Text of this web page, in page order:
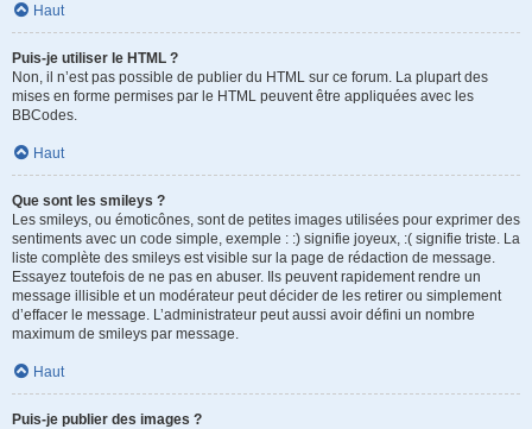
Haut
Puis-je utiliser le HTML ?
Non, il n’est pas possible de publier du HTML sur ce forum. La plupart des
mises en forme permises par le HTML peuvent être appliquées avec les
BBCodes.
Haut
Que sont les smileys ?
Les smileys, ou émoticônes, sont de petites images utilisées pour exprimer des
sentiments avec un code simple, exemple : :) signifie joyeux, :( signifie triste. La
liste complète des smileys est visible sur la page de rédaction de message.
Essayez toutefois de ne pas en abuser. Ils peuvent rapidement rendre un
message illisible et un modérateur peut décider de les retirer ou simplement
d’effacer le message. L’administrateur peut aussi avoir défini un nombre
maximum de smileys par message.
Haut
Puis-je publier des images ?